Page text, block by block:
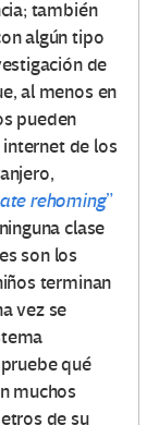
también
algún tipo
de
al menos en
pueden
de los
rehoming”
clase
son los
terminan
vez se
qué
muchos
de su